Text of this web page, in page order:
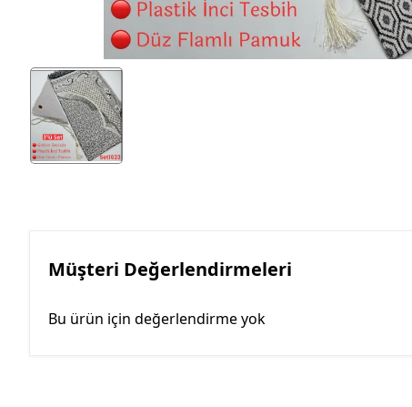
Müşteri Değerlendirmeleri
Bu ürün için değerlendirme yok